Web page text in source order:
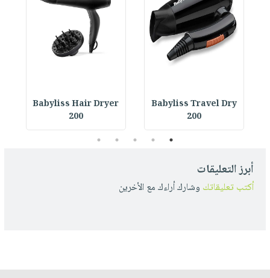
Babyliss Travel Dry
200
Babyliss Hair Dryer
200
1
2
3
4
5
أبرز التعليقات
أكتب تعليقاتك وشارك أراءك مع الأخرين